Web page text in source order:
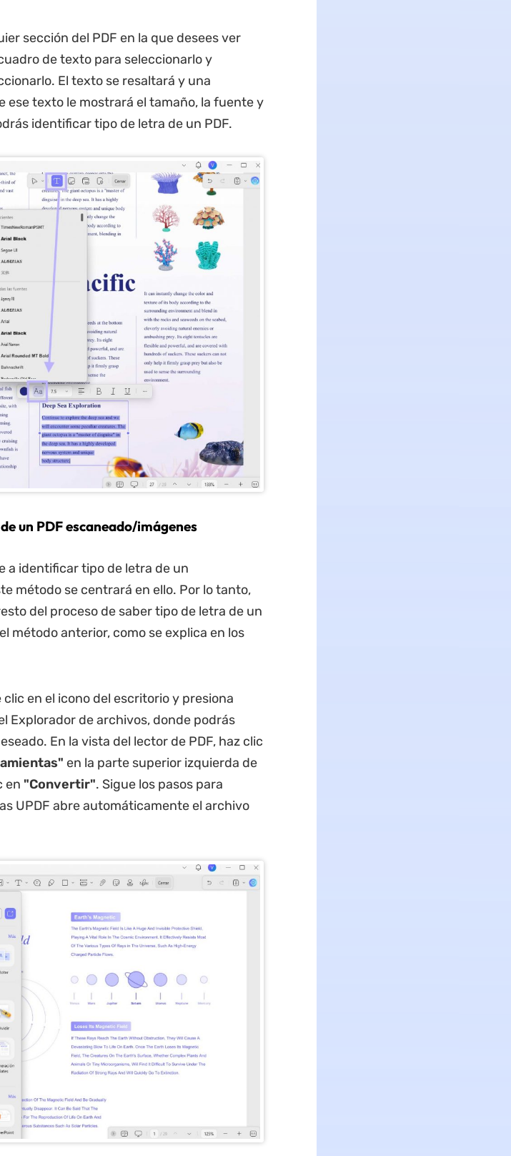
sección del PDF en la que desees ver
de texto para seleccionarlo y
El texto se resaltará y una
texto le mostrará el tamaño, la fuente y
identificar tipo de letra de un PDF.
un PDFescaneado/imágenes
a identificar tipo de letra de un
método se centrará en ello. Por lo tanto,
del proceso de saber tipo de letra de un
método anterior, como se explica en los
en el icono del escritorio y presiona
Explorador de archivos, donde podrás
En la vista del lector de PDF, haz clic
en la parte superior izquierda de
en "Convertir". Sigue los pasos para
UPDF abre automáticamente el archivo